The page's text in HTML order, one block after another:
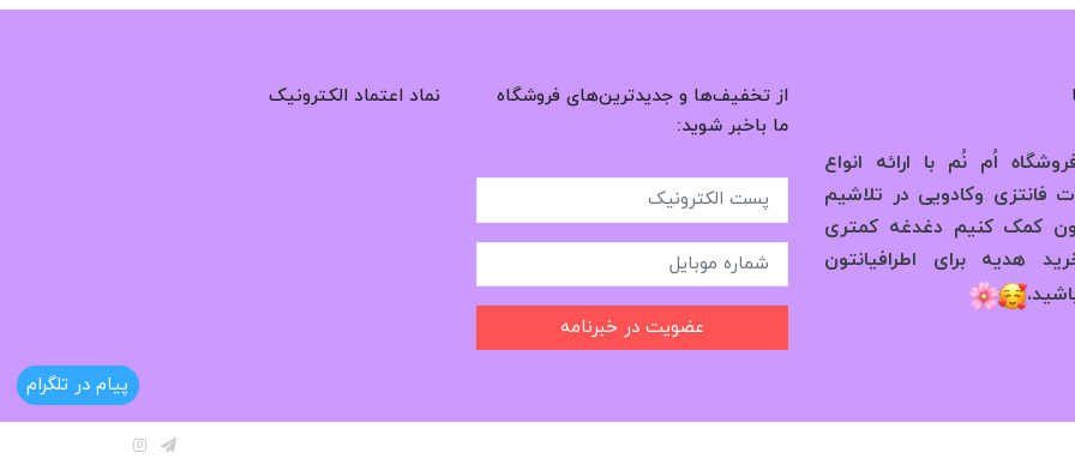
پیام در تلگرام
اُم نُم با ارائه انواع
فانتزی وکادویی در تلاشیم
کمک کنیم دغدغه کمتری
هدیه برای اطرافیانتون
.
از تخفیف‌ها و جدیدترین‌های فروشگاه
ما باخبر شوید:
عضویت در خبرنامه
نماد اعتماد الکترونیک